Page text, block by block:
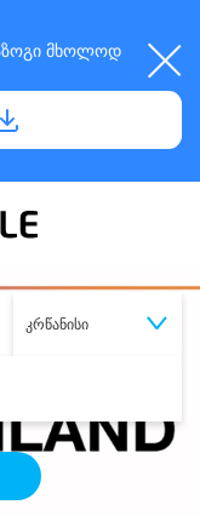
მხოლოდ
კრწანისი